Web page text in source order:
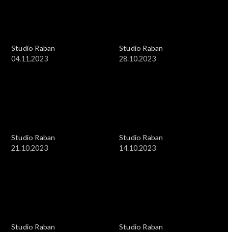
Studio Raban
04.11.2023
Studio Raban
28.10.2023
Studio Raban
21.10.2023
Studio Raban
14.10.2023
Studio Raban
Studio Raban